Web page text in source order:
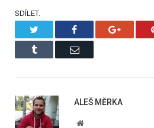
SDÍLET.
Facebook Google+
Tumblr Email
ALEŠ MĚRKA
Website